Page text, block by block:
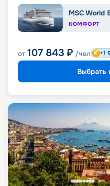
MSC World
КОМФОРТ
от 107 843 ₽ /чел +1
Выбрать